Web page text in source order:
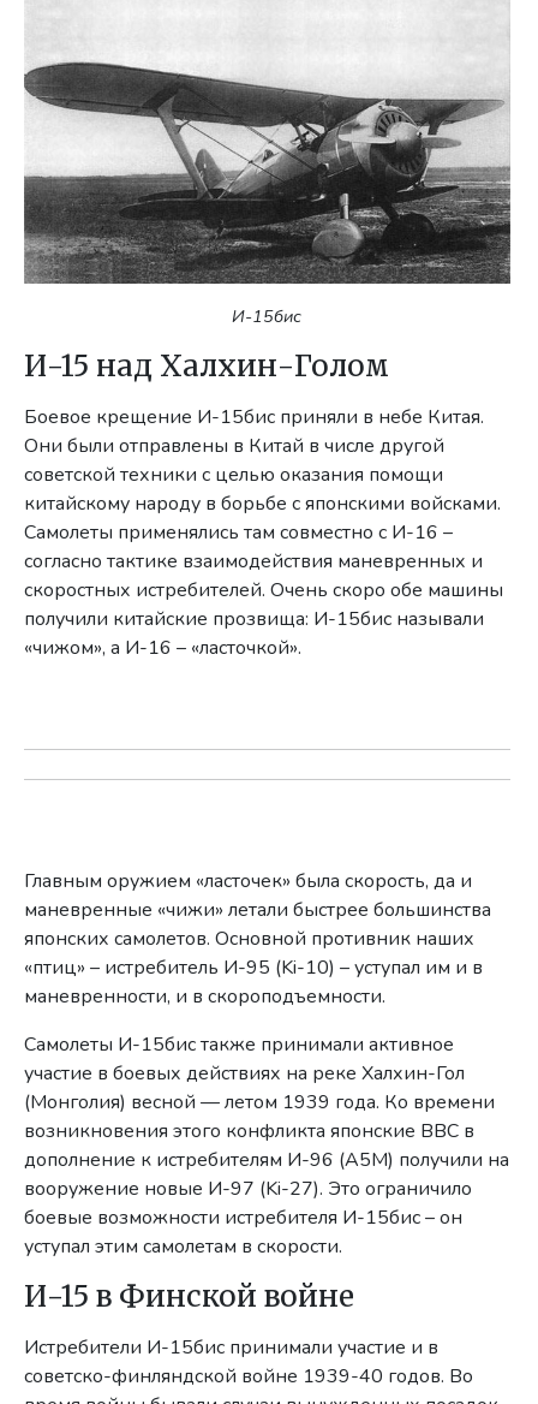
И-15бис
И-15 над Халхин-Голом
Боевое крещение И-15бис приняли в небе Китая.
Они были отправлены в Китай в числе другой
советской техники с целью оказания помощи
китайскому народу в борьбе с японскими войсками.
Самолеты применялись там совместно с И-16 –
согласно тактике взаимодействия маневренных и
скоростных истребителей. Очень скоро обе машины
получили китайские прозвища: И-15бис называли
«чижом», а И-16 – «ласточкой».
Главным оружием «ласточек» была скорость, да и
маневренные «чижи» летали быстрее большинства
японских самолетов. Основной противник наших
«птиц» – истребитель И-95 (Ki-10) – уступал им и в
маневренности, и в скороподъемности.
Самолеты И-15бис также принимали активное
участие в боевых действиях на реке Халхин-Гол
(Монголия) весной — летом 1939 года. Ко времени
возникновения этого конфликта японские ВВС в
дополнение к истребителям И-96 (A5M) получили на
вооружение новые И-97 (Ki-27). Это ограничило
боевые возможности истребителя И-15бис – он
уступал этим самолетам в скорости.
И-15 в Финской войне
Истребители И-15бис принимали участие и в
советско-финляндской войне 1939-40 годов. Во